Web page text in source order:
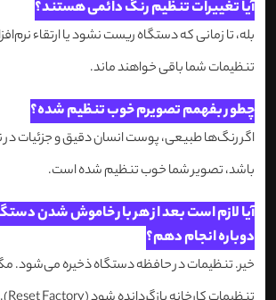
آیا تغییرات تنظیم رنگ دائمی هستند؟
بله، تا زمانی که دستگاه ریست نشود یا ارتقاء
تنظیمات شما باقی خواهند ماند.
چطور بفهمم تصویرم خوب تنظیم شده؟
اگر رنگ‌ها طبیعی، پوست انسان دقیق و جزئیات در
باشد، تصویر شما خوب تنظیم شده است.
آیا لازم است بعد از هر بار خاموش شدن
دوباره انجام دهم؟
خیر. تنظیمات در حافظه دستگاه ذخیره می‌شود.